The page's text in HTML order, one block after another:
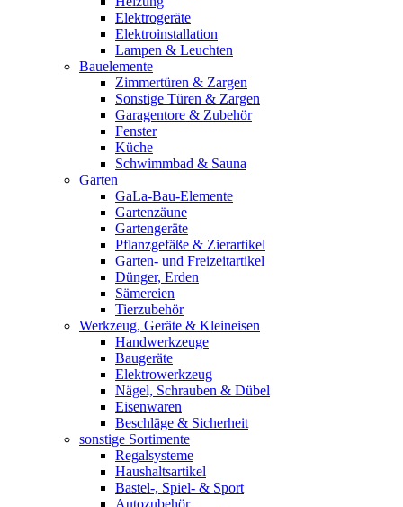
Elektrogeräte
Elektroinstallation
Lampen & Leuchten
Bauelemente
Zimmertüren & Zargen
Sonstige Türen & Zargen
Garagentore & Zubehör
Fenster
Küche
Schwimmbad & Sauna
Garten
GaLa-Bau-Elemente
Gartenzäune
Gartengeräte
Pflanzgefäße & Zierartikel
Garten- und Freizeitartikel
Dünger, Erden
Sämereien
Tierzubehör
Werkzeug, Geräte & Kleineisen
Handwerkzeuge
Baugeräte
Elektrowerkzeug
Nägel, Schrauben & Dübel
Eisenwaren
Beschläge & Sicherheit
sonstige Sortimente
Regalsysteme
Haushaltsartikel
Bastel-, Spiel- & Sport
Autozubehör